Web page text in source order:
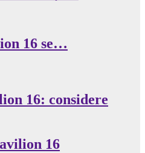
16 se…
16: considere
16